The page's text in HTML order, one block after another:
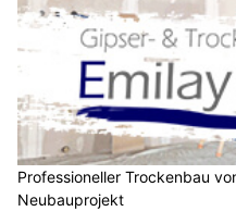
Professioneller Trockenbau
Neubauprojekt